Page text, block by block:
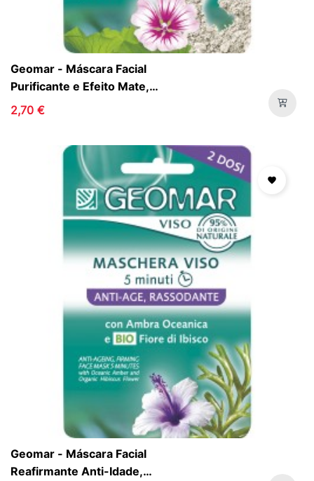
Geomar - Máscara Facial
Purificante e Efeito Mate,
2x7.5ml
2,70 €

Geomar - Máscara Facial
Reafirmante Anti-Idade,